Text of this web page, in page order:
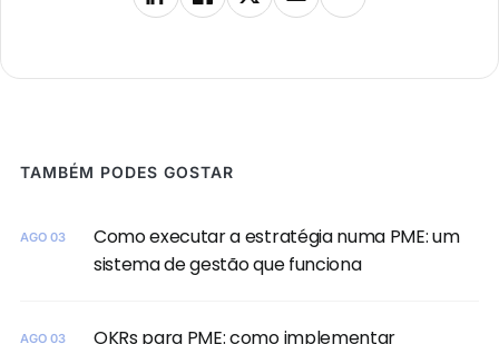
TAMBÉM PODES GOSTAR
AGO 03
Como executar a estratégia numa PME: um
sistema de gestão que funciona
AGO 03
OKRs para PME: como implementar